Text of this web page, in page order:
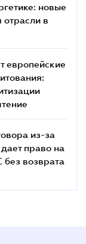
новые
отрасли в
европейские
из-за
право на
возврата